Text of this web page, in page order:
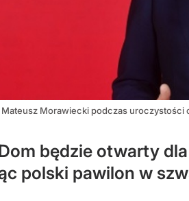
Mateusz Morawiecki podczas uroczystości
będzie otwarty
polski pawilon w